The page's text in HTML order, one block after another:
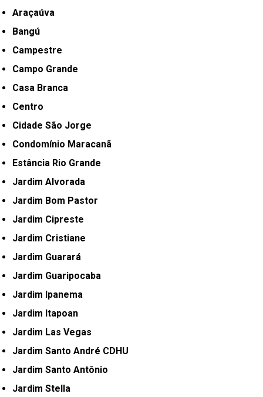
Araçaúva
Bangú
Campestre
Campo Grande
Casa Branca
Centro
Cidade São Jorge
Condomínio Maracanã
Estância Rio Grande
Jardim Alvorada
Jardim Bom Pastor
Jardim Cipreste
Jardim Cristiane
Jardim Guarará
Jardim Guaripocaba
Jardim Ipanema
Jardim Itapoan
Jardim Las Vegas
Jardim Santo André CDHU
Jardim Santo Antônio
Jardim Stella